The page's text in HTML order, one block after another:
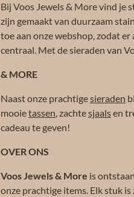
Bij Voos Jewels & More vind je
zijn gemaakt van duurzaam
toe aan onze webshop, zodat
centraal. Met de sieraden van
& MORE
Naast onze prachtigesieraden
mooietassen, zachtesjaalsen
cadeau te geven!
OVER ONS
Voos Jewels & More is
onze prachtige items. Elk stuk